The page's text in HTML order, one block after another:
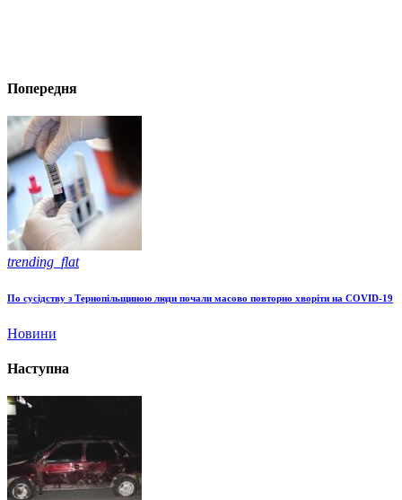
Попередня
trending_flat
По сусідству з Тернопільщиною люди почали масово повторно хворіти на COVID-19
Новини
Наступна